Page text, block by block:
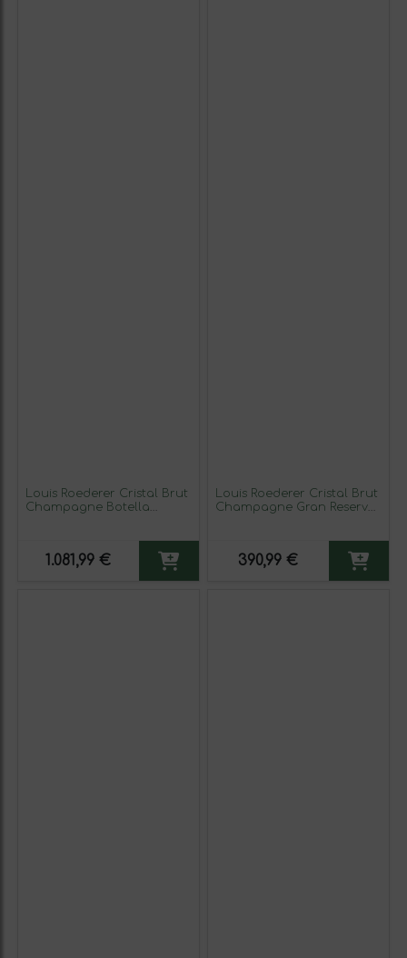
Louis Roederer Cristal Brut
Champagne Botella
1.081,99 €
Louis Roederer Cristal Brut
Champagne Gran Reserva
390,99 €